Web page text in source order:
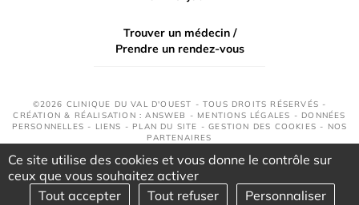
Trouver un médecin /
Prendre un rendez-vous
©2026 CLINIQUE DU VAL D'OUEST - TOUS DROITS RÉSERVÉS -
CRÉATION & RÉALISATION : ANSWEB - MENTIONS LÉGALES - DONNÉES
PERSONNELLES - LIENS - PLAN DU SITE -GESTION DES COOKIES - NOS
PARTENAIRES
Ce site utilise des cookies et vous donne le contrôle sur
ceux que vous souhaitez activer
Tout accepter
Tout refuser Personnaliser